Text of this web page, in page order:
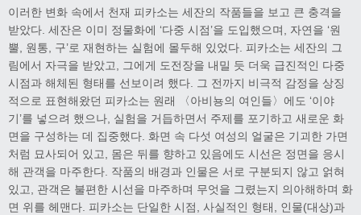
이러한 변화 속에서 천재 피카소는 세잔의 작품들을 보고 큰 충격을
받았다. 세잔은 이미 정물화에 ‘다중 시점’을 도입했으며, 자연을 ‘원
뿔, 원통, 구’로 재현하는 실험에 몰두해 있었다. 피카소는 세잔의 그
림에서 자극을 받았고, 그에게 도전장을 내밀 듯 더욱 급진적인 다중
시점과 해체된 형태를 선보이려 했다. 그 전까지 비극적 감정을 상징
적으로 표현해왔던 피카소는 원래 〈아비뇽의 여인들〉에도 ‘이야
기’를 넣으려 했으나, 실험을 거듭하면서 주제를 포기하고 새로운 화
면을 구성하는 데 집중했다. 화면 속 다섯 여성의 얼굴은 기괴한 가면
처럼 묘사되어 있고, 몸은 뒤를 향하고 있음에도 시선은 정면을 응시
해 관객을 마주한다. 작품의 배경과 인물은 서로 구분되지 않고 얽혀
있고, 관객은 불편한 시선을 마주하며 무엇을 그렸는지 의아해하며 화
면 위를 헤맨다. 피카소는 단일한 시점, 사실적인 형태, 인물(대상)과